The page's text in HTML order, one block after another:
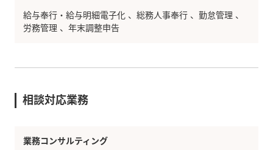
給与奉行・給与明細電子化 総務人事奉行
勤怠管理
労務管理
年末調整申告
相談対応業務
業務コンサルティング